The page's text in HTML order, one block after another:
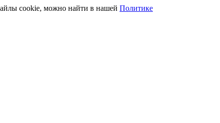
cookie, можно найти в нашей Политике